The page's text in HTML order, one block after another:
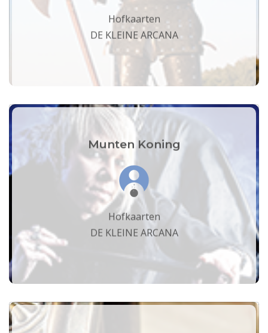
Hofkaarten
DE KLEINE ARCANA
Munten Koning
Hofkaarten
DE KLEINE ARCANA